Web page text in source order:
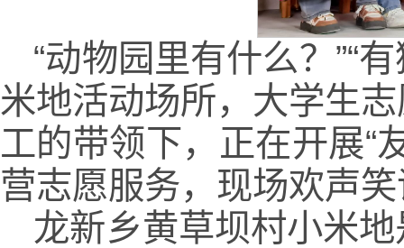
“动物园里有什么？”“
米地活动场所，大学生
工的带领下，正在开展“
营志愿服务，现场欢声
龙新乡黄草坝村小米